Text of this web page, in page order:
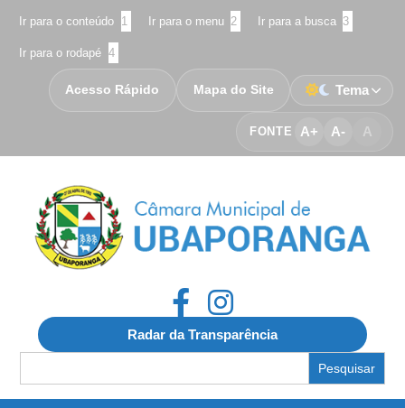
Ir para o conteúdo 1 Ir para o menu 2 Ir para a busca 3
Ir para o rodapé 4
FONTE A+ A- A
Acesso Rápido Mapa do Site Tema
Radar da Transparência
for: